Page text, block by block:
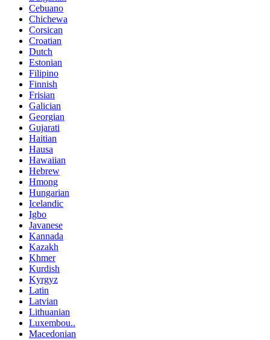
Cebuano
Chichewa
Corsican
Croatian
Dutch
Estonian
Filipino
Finnish
Frisian
Galician
Georgian
Gujarati
Haitian
Hausa
Hawaiian
Hebrew
Hmong
Hungarian
Icelandic
Igbo
Javanese
Kannada
Kazakh
Khmer
Kurdish
Kyrgyz
Latin
Latvian
Lithuanian
Luxembou..
Macedonian